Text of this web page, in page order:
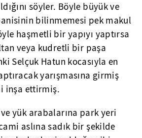
söyler. Böyle büyük ve
bilinmemesi pek makul
haşmetli bir yapıyı yaptırsa
veya kudretli bir paşa
Selçuk Hatun kocasıyla en
yarışmasına girmiş
inşa ettirmiş.
yük arabalarına park yeri
aslına sadık bir şekilde